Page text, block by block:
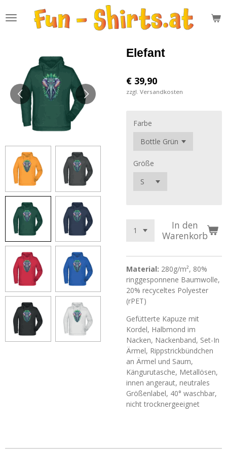
Hauptinhalt
Elefant
€ 39,90
zzgl. Versandkosten
Farbe
Größe
In den
Warenkorb
Material: 280g/m², 80%
ringgesponnene Baumwolle,
20% recyceltes Polyester
(rPET)
Gefütterte Kapuze mit
Kordel, Halbmond im
Nacken, Nackenband, Set-In
Ärmel, Rippstrickbündchen
an Ärmel und Saum,
Kängurutasche, Metallösen,
innen angeraut, neutrales
Größenlabel, 40° waschbar,
nicht trocknergeeignet